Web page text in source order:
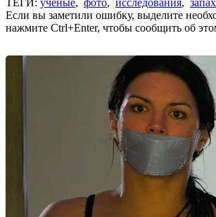
Если вы заметили ошибку, выделите
нажмите Ctrl+Enter, чтобы сообщить об